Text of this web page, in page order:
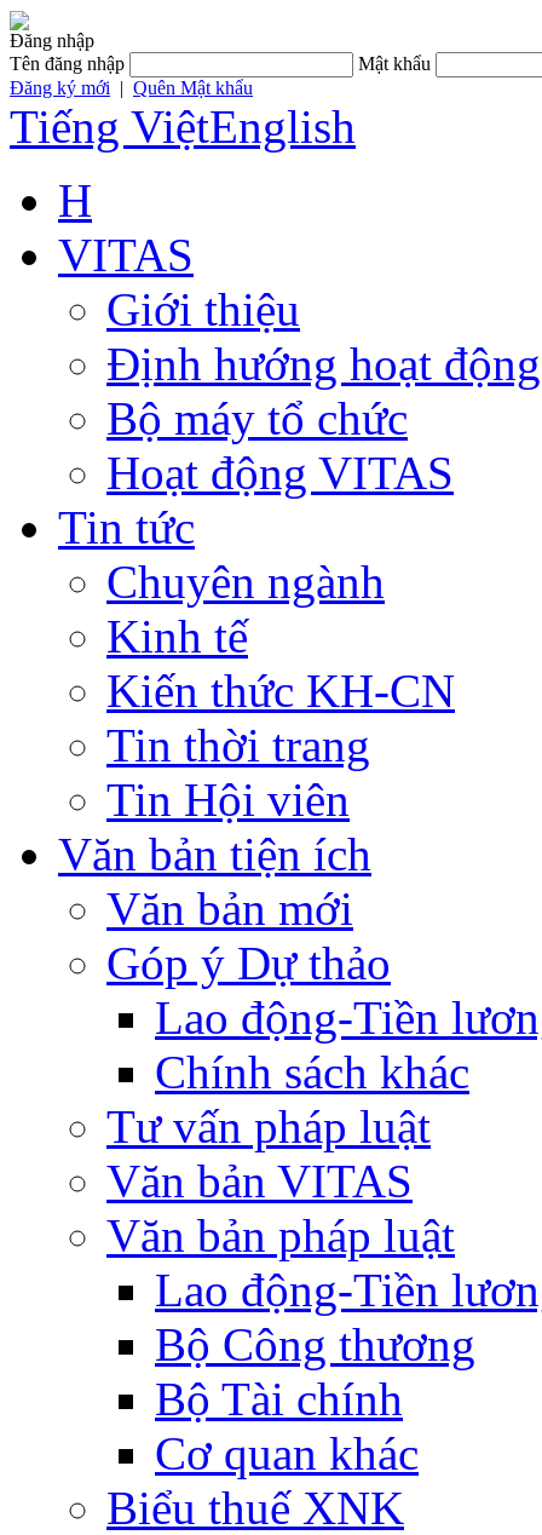
Đăng nhập
Tên đăng nhập
Mật khẩu
Đăng ký mới | Quên Mật khẩu
Tiếng ViệtEnglish
H
VITAS
Giới thiệu
Định hướng hoạt động
Bộ máy tổ chức
Hoạt động VITAS
Tin tức
Chuyên ngành
Kinh tế
Kiến thức KH-CN
Tin thời trang
Tin Hội viên
Văn bản tiện ích
Văn bản mới
Góp ý Dự thảo
Lao động-Tiền
Chính sách khác
Tư vấn pháp luật
Văn bản VITAS
Văn bản pháp luật
Lao động-Tiền
Bộ Công thương
Bộ Tài chính
Cơ quan khác
Biểu thuế XNK